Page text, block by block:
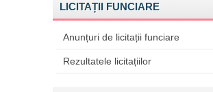
LICITAȚII FUNCIARE
Anunțuri de licitații funciare
Rezultatele licitațiilor